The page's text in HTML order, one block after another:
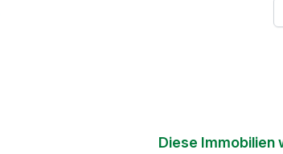
Diese Immobilien